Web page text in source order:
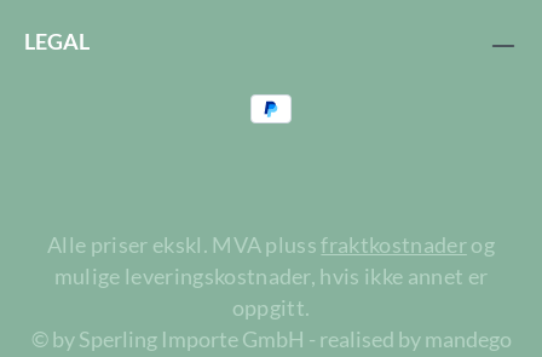
LEGAL
Alle priser ekskl. MVA plussfraktkostnaderog
mulige leveringskostnader, hvis ikke annet er
oppgitt.
© by Sperling Importe GmbH - realised by mandego